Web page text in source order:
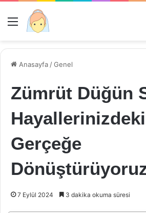
Menü
Anasayfa /Genel
Zümrüt Düğün
Gerçeğe
7 Eylül 2024 3 dakika okuma süresi